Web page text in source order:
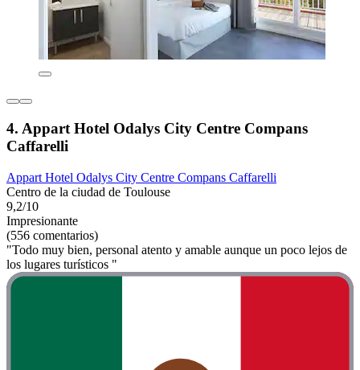
4. Appart Hotel Odalys City Centre Compans
Caffarelli
Appart Hotel Odalys City Centre Compans Caffarelli
Centro de la ciudad de Toulouse
9,2/10
Impresionante
(556 comentarios)
"Todo muy bien, personal atento y amable aunque un poco lejos de
los lugares turísticos "